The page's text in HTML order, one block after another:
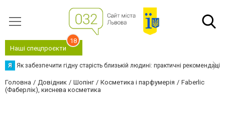
Наші спецпроєкти
18
Я Як забезпечити гідну старість близькій людині: практичні рекомендації
Головна Довідник Шопінг Косметика і парфумерія
Faberlic
(Фаберлік), киснева косметика